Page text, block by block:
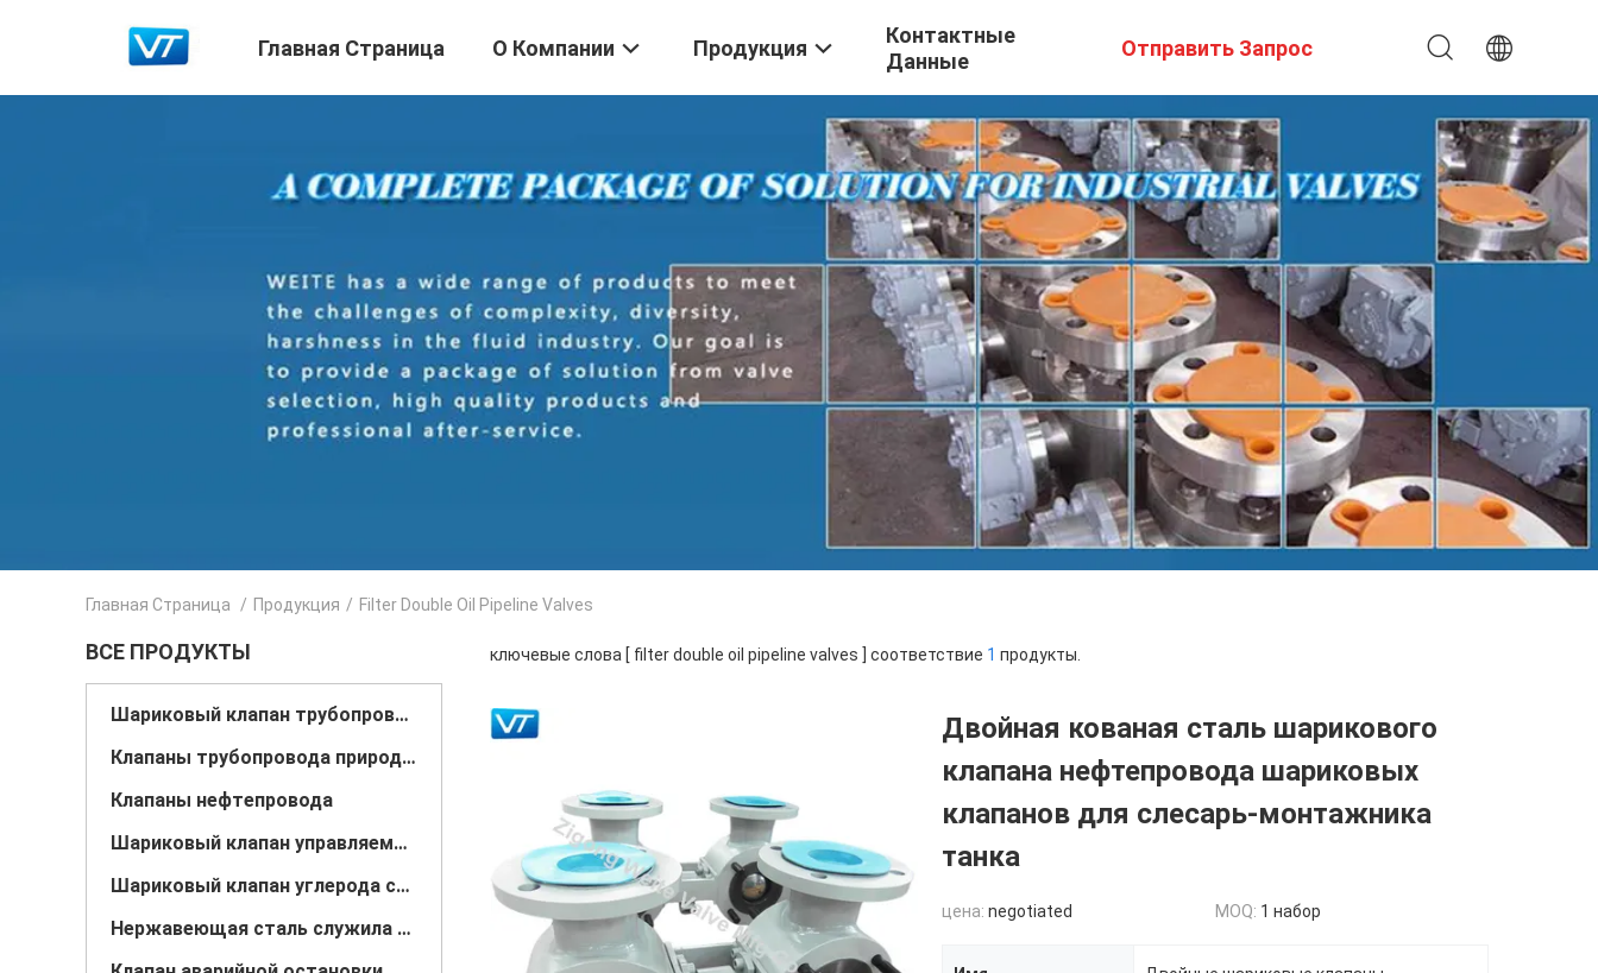
Главная Страница О Компании Продукция
Контактные
Данные
Отправить Запрос
Главная Страница / Продукция / Filter Double Oil Pipeline Valves
ВСЕ ПРОДУКТЫ
Шариковый клапан трубопровода
Клапаны трубопровода природного газа
Клапаны нефтепровода
Шариковый клапан управляемый шестерней
Шариковый клапан углерода стальной служить фланцем
Нержавеющая сталь служила фланцем шариковый клапан
ключевые слова [ filter double oil pipeline valves ] соответствие 1 продукты.
Двойная кованая сталь шарикового
клапана нефтепровода шариковых
клапанов для слесарь-монтажника
танка
цена: negotiated MOQ: 1 набор